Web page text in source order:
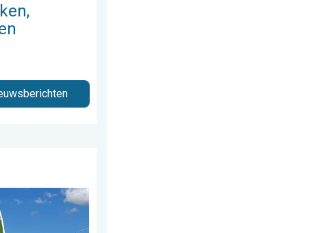
23 juli 2026
te trekken. Weekendweer. . . donderdag 30 juli 2026